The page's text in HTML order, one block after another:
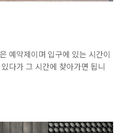
예약제이며 입구에 있는 시간이
다가 그 시간에 찾아가면 됩니